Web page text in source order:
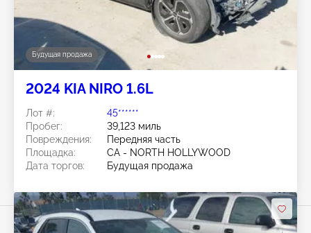
Будущая продажа
2024 KIA NIRO 1.6L
Лот #:
45******
Пробег:
39,123 миль
Повреждения:
Передняя часть
Площадка:
CA - NORTH HOLLYWOOD
Дата торгов:
Будущая продажа